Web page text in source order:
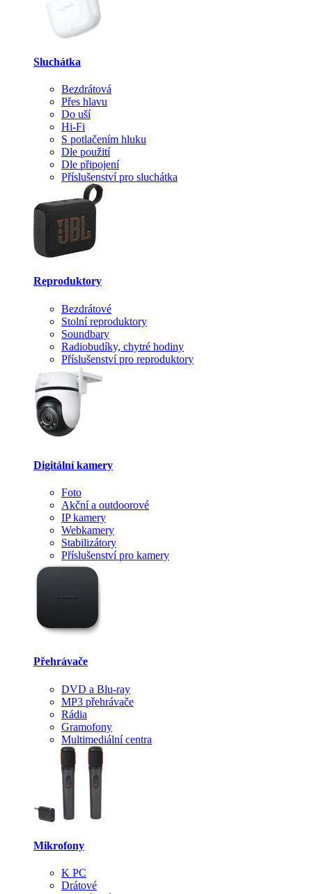
Sluchátka
Bezdrátová
Přes hlavu
Do uší
Hi-Fi
S potlačením hluku
Dle použití
Dle připojení
Příslušenství pro sluchátka
Reproduktory
Bezdrátové
Stolní reproduktory
Soundbary
Radiobudíky, chytré hodiny
Příslušenství pro reproduktory
Digitální kamery
Foto
Akční a outdoorové
IP kamery
Webkamery
Stabilizátory
Příslušenství pro kamery
Přehrávače
DVD a Blu-ray
MP3 přehrávače
Rádia
Gramofony
Multimediální centra
Mikrofony
K PC
Drátové